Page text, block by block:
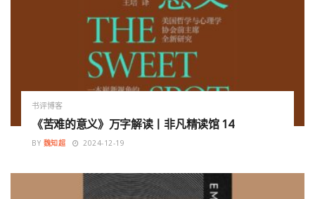
书评博客
《苦难的意义》万字解读丨非凡精读馆 14
BY 魏知超 2024-12-19